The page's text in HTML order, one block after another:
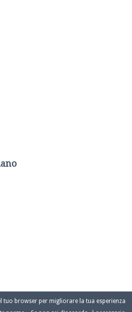
tuo browser per migliorare la tua esperienza